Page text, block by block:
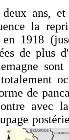
ans, et
la
en 1918
de plus
de
avec